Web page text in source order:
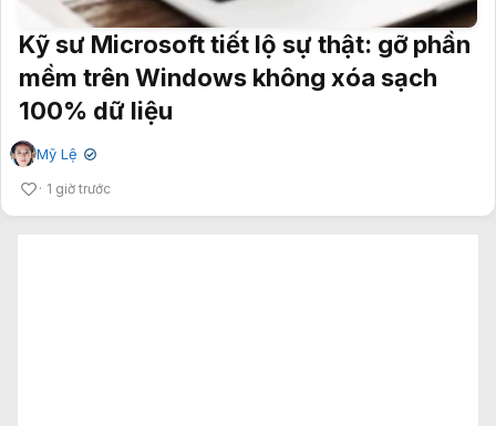
Kỹ sư Microsoft tiết lộ sự thật: gỡ phần
mềm trên Windows không xóa sạch
100% dữ liệu
Mỹ Lệ ✔
1 giờ trước